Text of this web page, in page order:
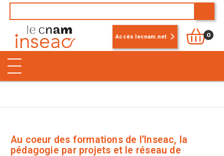
Accès lecnam.net 0
Au coeur des formations de l’Inseac, la
pédagogie par projets et le réseau de